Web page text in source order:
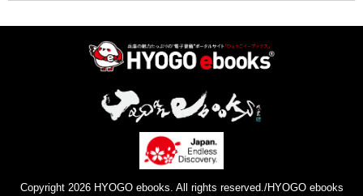
Copyright 2026 HYOGO ebooks. All rights reserved./HYOGO ebooks